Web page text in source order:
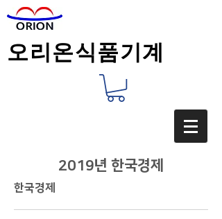
오리온식품기계
2019년 한국경제
한국경제